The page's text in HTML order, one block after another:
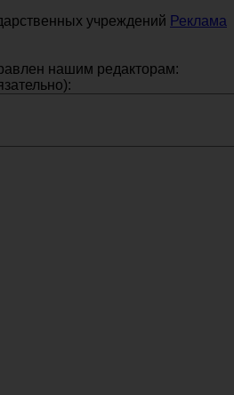
учреждений Реклама
нашим редакторам: